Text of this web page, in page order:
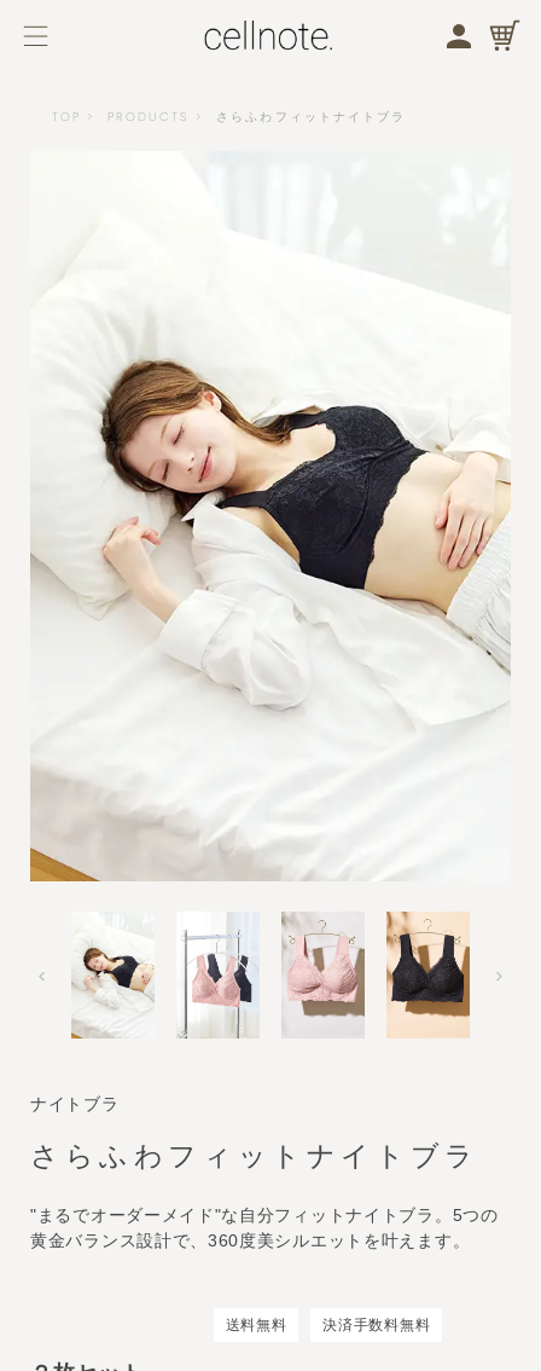
ブランドコンセプト
ジャーナル
お知らせ
よくあるご質問
TOP PRODUCTS さらふわフィットナイトブラ
ナイトブラ
さらふわフィットナイトブラ
"まるでオーダーメイド"な自分フィットナイトブラ。5つの
黄金バランス設計で、360度美シルエットを叶えます。
送料無料 決済手数料無料